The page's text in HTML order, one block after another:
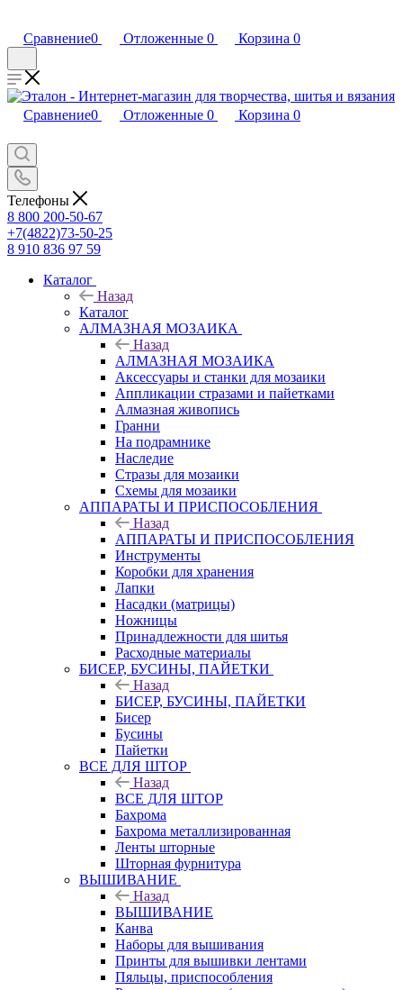
Сравнение0 Отложенные 0 Корзина 0
Сравнение0 Отложенные 0 Корзина 0
Телефоны
8 800 200-50-67
+7(4822)73-50-25
8 910 836 97 59
Каталог
Назад
Каталог
АЛМАЗНАЯ МОЗАИКА
Назад
АЛМАЗНАЯ МОЗАИКА
Аксессуары и станки для мозаики
Аппликации стразами и пайетками
Алмазная живопись
Гранни
На подрамнике
Наследие
Стразы для мозаики
Схемы для мозаики
АППАРАТЫ И ПРИСПОСОБЛЕНИЯ
Назад
АППАРАТЫ И ПРИСПОСОБЛЕНИЯ
Инструменты
Коробки для хранения
Лапки
Насадки (матрицы)
Ножницы
Принадлежности для шитья
Расходные материалы
БИСЕР, БУСИНЫ, ПАЙЕТКИ
Назад
БИСЕР, БУСИНЫ, ПАЙЕТКИ
Бисер
Бусины
Пайетки
ВСЕ ДЛЯ ШТОР
Назад
ВСЕ ДЛЯ ШТОР
Бахрома
Бахрома металлизированная
Ленты шторные
Шторная фурнитура
ВЫШИВАНИЕ
Назад
ВЫШИВАНИЕ
Канва
Наборы для вышивания
Принты для вышивки лентами
Пяльцы, приспособления